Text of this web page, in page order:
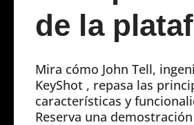
de la
Mira cómo John Tell,
KeyShot , repasa las
características y
Reserva una